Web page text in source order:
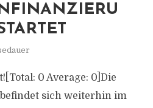
0 Average: 0]Die
sich weiterhin im